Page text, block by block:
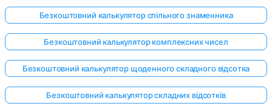
Безкоштовний калькулятор спільного знаменника
Безкоштовний калькулятор комплексних чисел
Безкоштовний калькулятор щоденного складного відсотка
Безкоштовний калькулятор складних відсотків